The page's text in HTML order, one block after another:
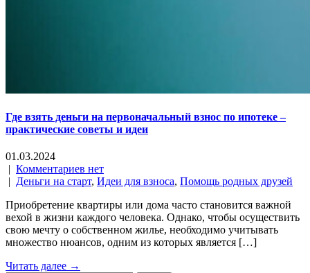
Где взять деньги на первоначальный взнос по ипотеке –
практические советы и идеи
01.03.2024
| Комментариев нет
| Деньги на старт, Идеи для взноса, Помощь родных друзей
Приобретение квартиры или дома часто становится важной
вехой в жизни каждого человека. Однако, чтобы осуществить
свою мечту о собственном жилье, необходимо учитывать
множество нюансов, одним из которых является […]
Читать далее →